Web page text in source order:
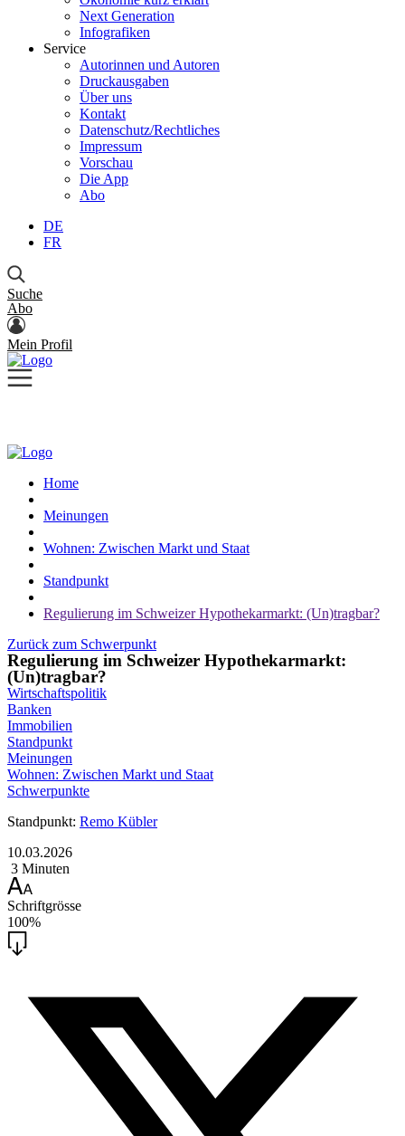
Next Generation
Infografiken
Service
Autorinnen und Autoren
Druckausgaben
Über uns
Kontakt
Datenschutz/Rechtliches
Impressum
Vorschau
Die App
Abo
DE
FR
Suche
Abo
Mein Profil
Home
Meinungen
Wohnen: Zwischen Markt und Staat
Standpunkt
Regulierung im Schweizer Hypothekarmarkt: (Un)tragbar?
Zurück zum Schwerpunkt
Regulierung im Schweizer Hypothekarmarkt:
(Un)tragbar?
Wirtschaftspolitik
Banken
Immobilien
Standpunkt
Meinungen
Wohnen: Zwischen Markt und Staat
Schwerpunkte
Standpunkt: Remo Kübler
10.03.2026
3 Minuten
Schriftgrösse
100%